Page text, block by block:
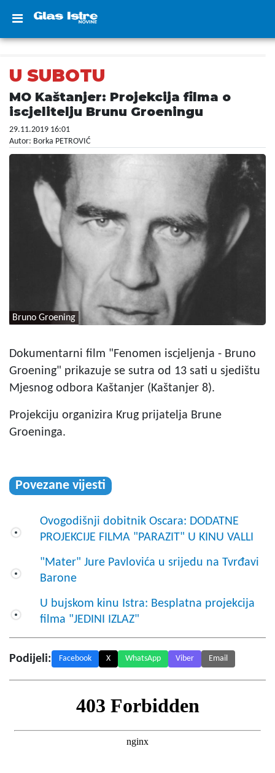
U SUBOTU
MO Kaštanjer: Projekcija filma o
iscjelitelju Brunu Groeningu
29.11.2019 16:01
Autor: Borka PETROVIĆ
Bruno Groening
Dokumentarni film "Fenomen iscjeljenja - Bruno
Groening" prikazuje se sutra od 13 sati u sjedištu
Mjesnog odbora Kaštanjer (Kaštanjer 8).
Projekciju organizira Krug prijatelja Brune
Groeninga.
Povezane vijesti
Ovogodišnji dobitnik Oscara: DODATNE
PROJEKCIJE FILMA "PARAZIT" U KINU VALLI
"Mater" Jure Pavlovića u srijedu na Tvrđavi
Barone
U bujskom kinu Istra: Besplatna projekcija
filma "JEDINI IZLAZ"
Podijeli: Facebook X WhatsApp Viber Email